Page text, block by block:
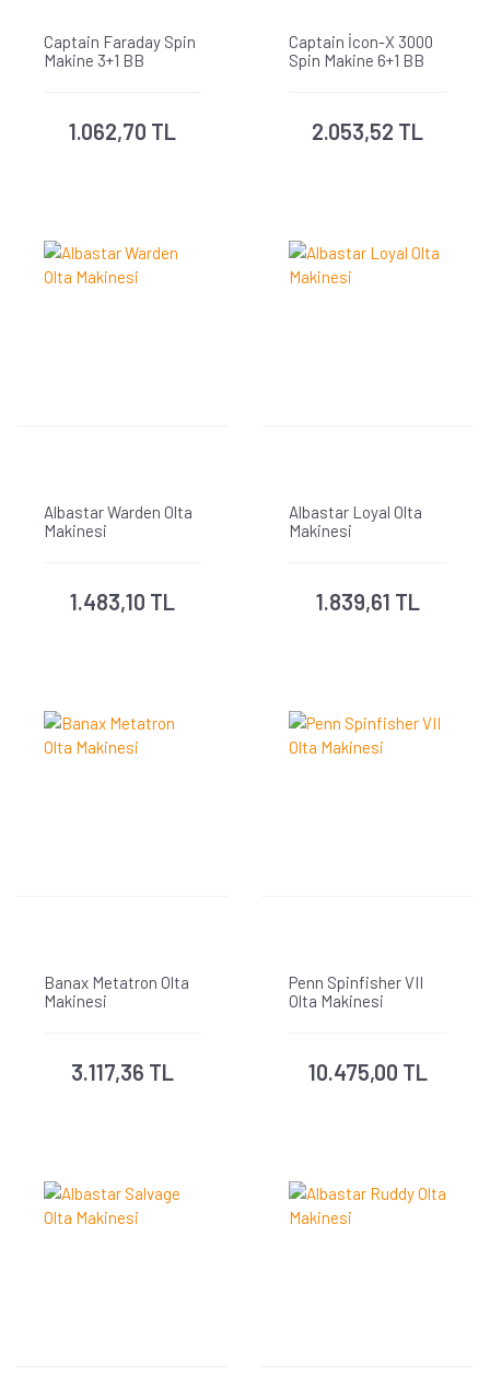
Captain Faraday Spin
Makine 3+1 BB
1.062,70 TL
Captain İcon-X 3000
Spin Makine 6+1 BB
2.053,52 TL
Albastar Warden Olta
Makinesi
1.483,10 TL
Albastar Loyal Olta
Makinesi
1.839,61 TL
Banax Metatron Olta
Makinesi
3.117,36 TL
Penn Spinfisher VII
Olta Makinesi
10.475,00 TL